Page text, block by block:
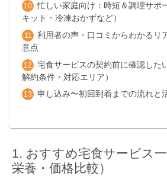
忙しい家庭向け：時短＆調理サポ
キット・冷凍おかずなど）
利用者の声・口コミからわかるリ
意点
宅食サービスの契約前に確認した
解約条件・対応エリア）
申し込み〜初回到着までの流れと
おすすめ宅食サービス一
栄養・価格比較）